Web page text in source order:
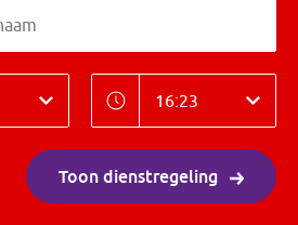
Tijd
Tijd
Toon dienstregeling